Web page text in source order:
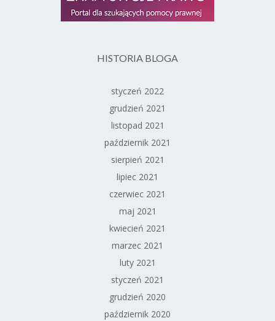
HISTORIA BLOGA
styczeń 2022
grudzień 2021
listopad 2021
październik 2021
sierpień 2021
lipiec 2021
czerwiec 2021
maj 2021
kwiecień 2021
marzec 2021
luty 2021
styczeń 2021
grudzień 2020
październik 2020